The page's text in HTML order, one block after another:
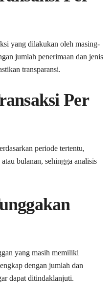
yang dilakukan oleh masing-
jumlah penerimaan dan jenis
transparansi.
Per
periode tertentu,
bulanan, sehingga analisis
yang masih memiliki
dengan jumlah dan
dapat ditindaklanjuti.